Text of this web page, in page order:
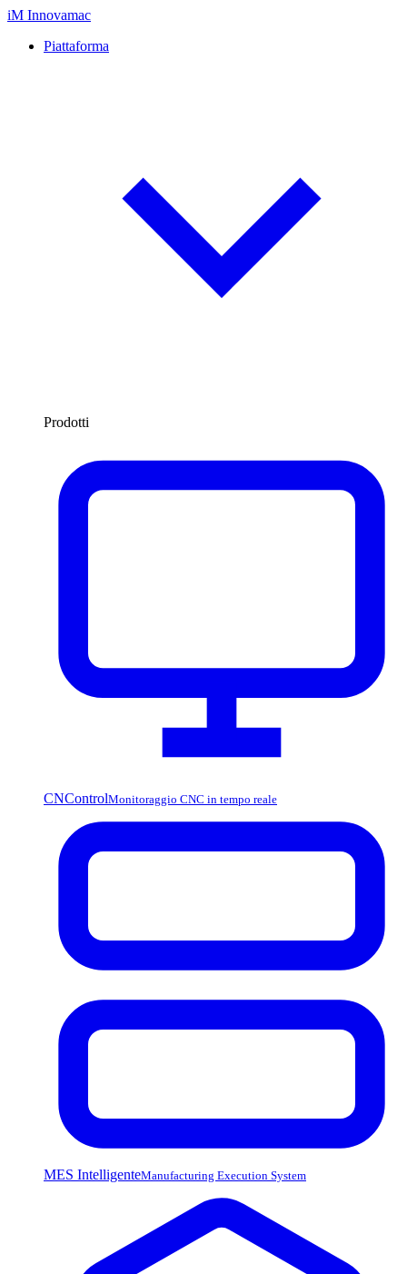
iM Innovamac
Piattaforma
Prodotti
CNControlMonitoraggio CNC in tempo reale
MES IntelligenteManufacturing Execution System